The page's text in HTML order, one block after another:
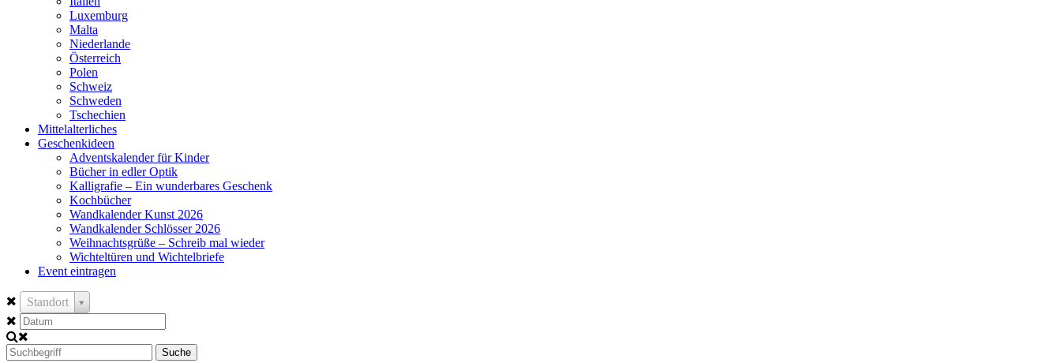
Luxemburg
Malta
Niederlande
Österreich
Polen
Schweiz
Schweden
Tschechien
Mittelalterliches
Geschenkideen
Adventskalender für Kinder
Bücher in edler Optik
Kalligrafie – Ein wunderbares Geschenk
Kochbücher
Wandkalender Kunst 2026
Wandkalender Schlösser 2026
Weihnachtsgrüße – Schreib mal wieder
Wichteltüren und Wichtelbriefe
Event eintragen
Standort
Suche